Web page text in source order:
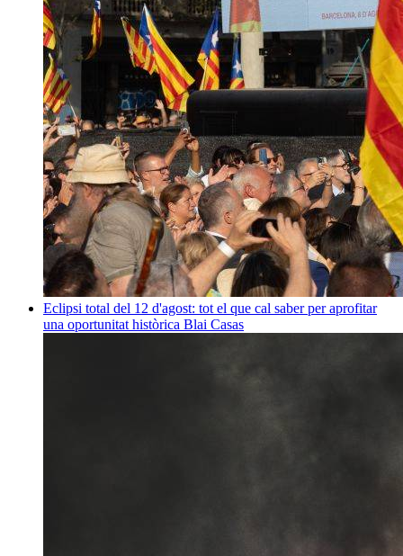
Eclipsi total del 12 d'agost: tot el que cal saber per aprofitar
una oportunitat històrica Blai Casas